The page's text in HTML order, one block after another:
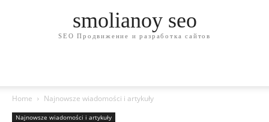
smolianoy seo
SEO Продвижение и разработка сайтов
Home Najnowsze wiadomości i artykuły
Najnowsze wiadomości i artykuły